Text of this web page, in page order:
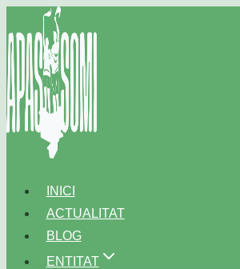
al
contingut
INICI
ACTUALITAT
BLOG
ENTITAT